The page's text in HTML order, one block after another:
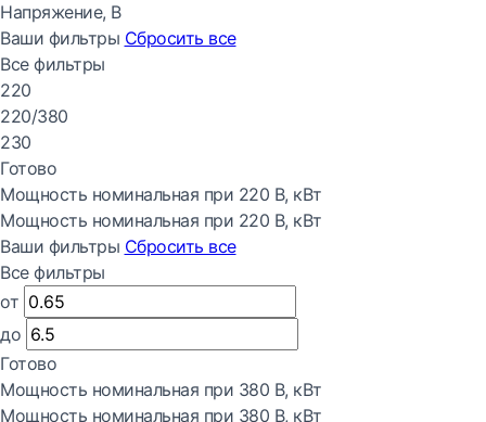
Напряжение, В
Ваши фильтры Сбросить все
Все фильтры
220
220/380
230
Готово
Мощность номинальная при 220 В, кВт
Мощность номинальная при 220 В, кВт
Ваши фильтры Сбросить все
Все фильтры
от
до
Готово
Мощность номинальная при 380 В, кВт
Мощность номинальная при 380 В, кВт